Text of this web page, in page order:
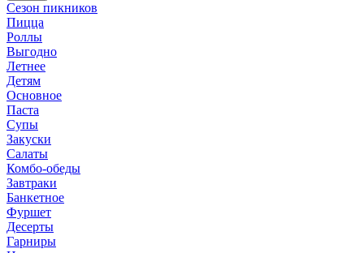
Сезон пикников
Пицца
Роллы
Выгодно
Летнее
Детям
Основное
Паста
Супы
Закуски
Салаты
Комбо-обеды
Завтраки
Банкетное
Фуршет
Десерты
Гарниры